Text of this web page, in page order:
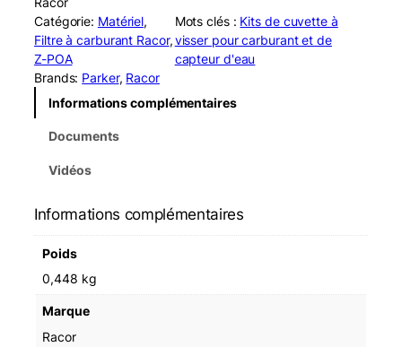
Catégorie: Matériel
Filtre à carburant Racor ,
Z-POA
Mots clés : Kits de cuvette à
visser pour carburant et de
capteur d'eau
Brands: Parker, Racor
Informations complémentaires
Documents
Vidéos
Informations complémentaires
Poids
0,448 kg
Marque
Racor